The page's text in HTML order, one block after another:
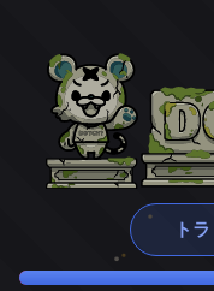
トラ